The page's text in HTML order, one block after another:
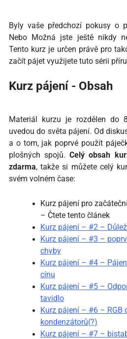
Byly vaše předchozí pokusy o
Nebo Možná jste ještě nikdy
Tento kurz je určen právě pro
začít pájet využijete tuto sérii
Kurz pájení - Obsah
Materiál kurzu je rozdělen do
uvedou do světa pájení. Od
a o tom, jak poprvé použít
plošných spojů.Celý obsah
zdarma, takže si můžete celý
svém volném čase:
Kurz pájení pro
– Čtete tento článek
Kurz pájení – #2 –
Kurz pájení – #3 –
chyby
Kurz pájení – #4 –
cínu
Kurz pájení – #5 –
tavidlo
Kurz pájení – #6 – RGB
kondenzátorů(?)
Kurz pájení – #7 –